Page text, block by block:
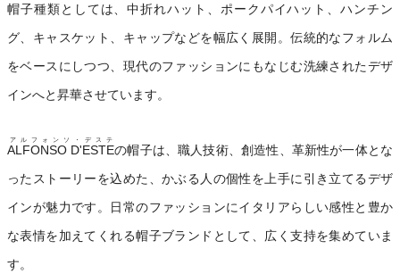
帽子種類としては、中折れハット、ポークパイハット、ハンチン
グ、キャスケット、キャップなどを幅広く展開。伝統的なフォルム
をベースにしつつ、現代のファッションにもなじむ洗練されたデザ
インへと昇華させています。
ALFONSO D'ESTE
アルフォンソ・デステ
の帽子は、職人技術、創造性、革新性が一体とな
ったストーリーを込めた、かぶる人の個性を上手に引き立てるデザ
インが魅力です。日常のファッションにイタリアらしい感性と豊か
な表情を加えてくれる帽子ブランドとして、広く支持を集めていま
す。